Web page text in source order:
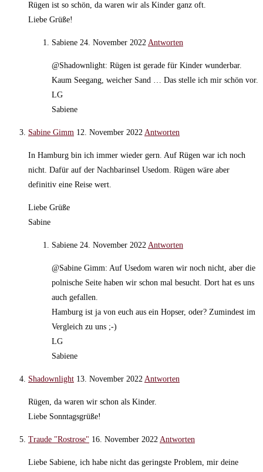
Rügen ist so schön, da waren wir als Kinder ganz oft.
Liebe Grüße!
Sabiene 24. November 2022 Antworten
@Shadownlight: Rügen ist gerade für Kinder wunderbar.
Kaum Seegang, weicher Sand … Das stelle ich mir schön vor.
LG
Sabiene
Sabine Gimm 12. November 2022 Antworten
In Hamburg bin ich immer wieder gern. Auf Rügen war ich noch
nicht. Dafür auf der Nachbarinsel Usedom. Rügen wäre aber
definitiv eine Reise wert.
Liebe Grüße
Sabine
Sabiene 24. November 2022 Antworten
@Sabine Gimm: Auf Usedom waren wir noch nicht, aber die
polnische Seite haben wir schon mal besucht. Dort hat es uns
auch gefallen.
Hamburg ist ja von euch aus ein Hopser, oder? Zumindest im
Vergleich zu uns ;-)
LG
Sabiene
Shadownlight 13. November 2022 Antworten
Rügen, da waren wir schon als Kinder.
Liebe Sonntagsgrüße!
Traude "Rostrose" 16. November 2022 Antworten
Liebe Sabiene, ich habe nicht das geringste Problem, mir deine